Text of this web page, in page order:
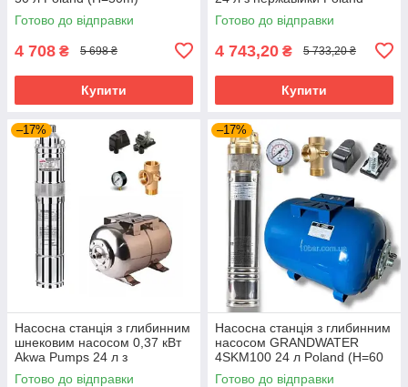
Готово до відправки
4 708 ₴ 5 698 ₴
Купити
(H=50m)
Готово до відправки
4 743,20 ₴ 5 733,20 ₴
Купити
–17%
Насосна станція з глибинним
шнековим насосом 0,37 кВт
Akwa Pumps 24 л з
нержавійки Poland
Готово до відправки
–17%
Насосна станція з глибинним
насосом GRANDWATER
4SKM100 24 л Poland (Н=60
м)
Готово до відправки